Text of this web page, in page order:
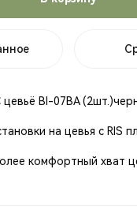
BI-07BA
на цевья с RIS
комфортный хват